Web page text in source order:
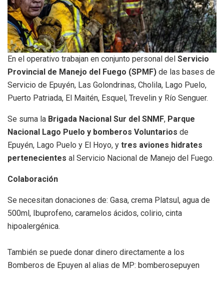
En el operativo trabajan en conjunto personal del Servicio
Provincial de Manejo del Fuego (SPMF) de las bases de
Servicio de Epuyén, Las Golondrinas, Cholila, Lago Puelo,
Puerto Patriada, El Maitén, Esquel, Trevelin y Río Senguer.
Se suma la Brigada Nacional Sur del SNMF, Parque
Nacional Lago Puelo y bomberos Voluntarios de
Epuyén, Lago Puelo y El Hoyo, y tres aviones hidrates
pertenecientes al Servicio Nacional de Manejo del Fuego.
Colaboración
Se necesitan donaciones de: Gasa, crema Platsul, agua de
500ml, Ibuprofeno, caramelos ácidos, colirio, cinta
hipoalergénica.
También se puede donar dinero directamente a los
Bomberos de Epuyen al alias de MP: bomberosepuyen